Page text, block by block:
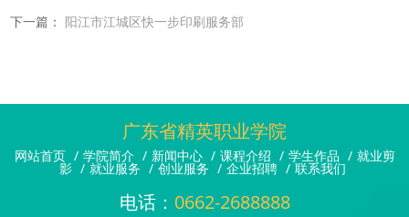
下一篇： 阳江市江城区快一步印刷服务部
广东省精英职业学院
网站首页 / 学院简介 / 新闻中心 / 课程介绍 / 学生作品 / 就业剪
影 / 就业服务 / 创业服务 / 企业招聘 / 联系我们
电话： 0662-2688888